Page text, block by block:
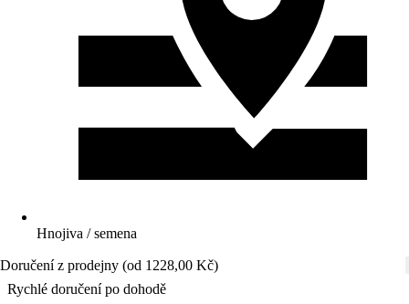
Hnojiva / semena
Doručení z prodejny (od 1228,00 Kč)
Rychlé doručení po dohodě